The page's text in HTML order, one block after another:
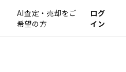
AI査定・売却をご
希望の方
ログ
イン